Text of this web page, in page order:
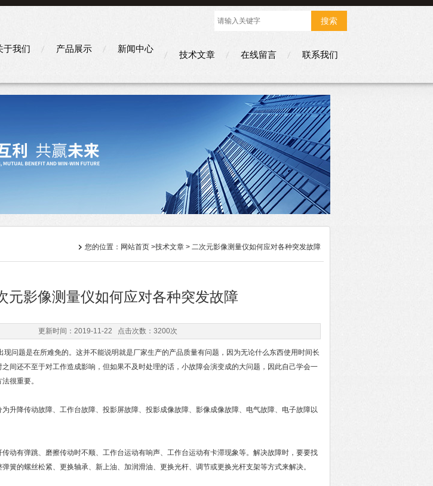
于我们 产品展示 新闻中心
技术文章 在线留言 联系我们
您的位置： 网站首页 >技术文章 > 二次元影像测量仪如何应对各种突发故障
元影像测量仪如何应对各种突发故障
更新时间：2019-11-22 点击次数：3200次
现问题是在所难免的。这并不能说明就是厂家生产的产品质量有问题，因为无论什么东西使用时间长
间还不至于对工作造成影响，但如果不及时处理的话，小故障会演变成的大问题，因此自己学会一
很重要。
为升降传动故障、工作台故障、投影屏故障、投影成像故障、影像成像故障、电气故障、电子故障以
有弹跳、磨擦传动时不顺、工作台运动有响声、工作台运动有卡滞现象等。解决故障时，要要找
簧的螺丝松紧、更换轴承、新上油、加润滑油、更换光杆、调节或更换光杆支架等方式来解决。